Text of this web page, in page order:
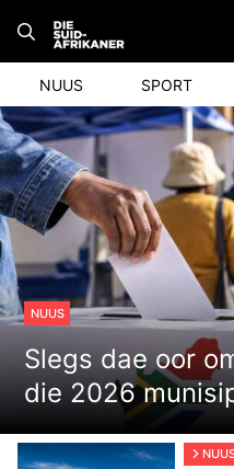
content
NUUS SPORT
NUUS
Slegs dae oor
die 2026